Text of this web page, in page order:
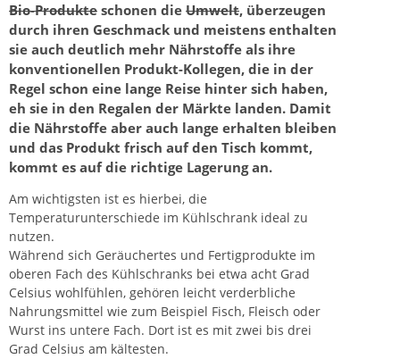
Bio-Produkte schonen die Umwelt, überzeugen
durch ihren Geschmack und meistens enthalten
sie auch deutlich mehr Nährstoffe als ihre
konventionellen Produkt-Kollegen, die in der
Regel schon eine lange Reise hinter sich haben,
eh sie in den Regalen der Märkte landen. Damit
die Nährstoffe aber auch lange erhalten bleiben
und das Produkt frisch auf den Tisch kommt,
kommt es auf die richtige Lagerung an.
Am wichtigsten ist es hierbei, die
Temperaturunterschiede im Kühlschrank ideal zu
nutzen.
Während sich Geräuchertes und Fertigprodukte im
oberen Fach des Kühlschranks bei etwa acht Grad
Celsius wohlfühlen, gehören leicht verderbliche
Nahrungsmittel wie zum Beispiel Fisch, Fleisch oder
Wurst ins untere Fach. Dort ist es mit zwei bis drei
Grad Celsius am kältesten.